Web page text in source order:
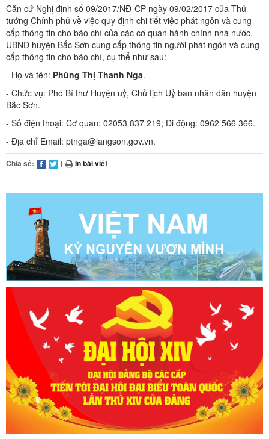
Căn cứ Nghị định số 09/2017/NĐ-CP ngày 09/02/2017 của Thủ
tướng Chính phủ về việc quy định chi tiết việc phát ngôn và cung
cấp thông tin cho báo chí của các cơ quan hành chính nhà nước.
UBND huyện Bắc Sơn cung cấp thông tin người phát ngôn và cung
cấp thông tin cho báo chí, cụ thể như sau:
- Họ và tên: Phùng Thị Thanh Nga.
- Chức vụ: Phó Bí thư Huyện uỷ, Chủ tịch Uỷ ban nhân dân huyện
Bắc Sơn.
- Số điện thoại: Cơ quan: 02053 837 219; Di động: 0962 566 366.
- Địa chỉ Email: ptnga@langson.gov.vn.
Chia sẻ: | In bài viết